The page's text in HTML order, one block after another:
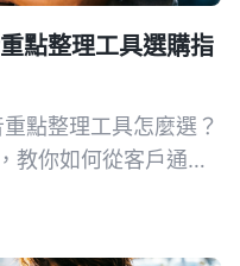
點整理工具選購指
點整理工具怎麼選？
教你如何從客戶通話